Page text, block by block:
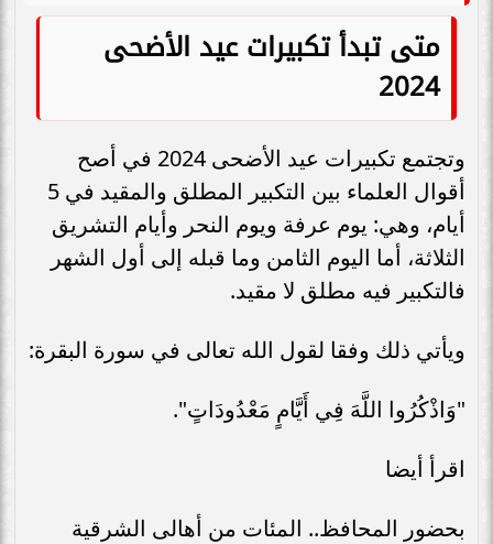
متى تبدأ تكبيرات عيد الأضحى
2024
وتجتمع تكبيرات عيد الأضحى 2024 في أصح
أقوال العلماء بين التكبير المطلق والمقيد في 5
أيام، وهي: يوم عرفة ويوم النحر وأيام التشريق
الثلاثة، أما اليوم الثامن وما قبله إلى أول الشهر
فالتكبير فيه مطلق لا مقيد.
ويأتي ذلك وفقا لقول الله تعالى في سورة البقرة:
"وَاذْكُرُوا اللَّهَ فِي أَيَّامٍ مَعْدُودَاتٍ".
اقرأ أيضا
بحضور المحافظ.. المئات من أهالى الشرقية